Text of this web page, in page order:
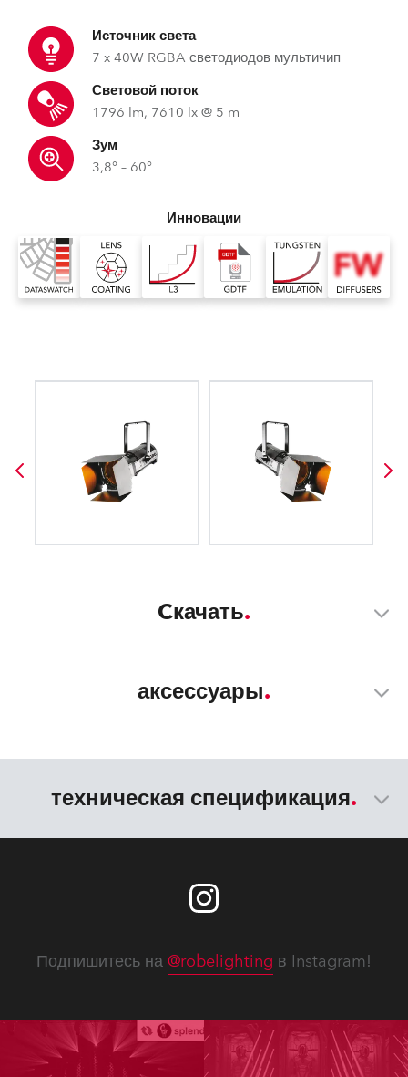
Источник света
7 x 40W RGBA светодиодов мультичип
Световой поток
1796 lm, 7610 lx @ 5 m
Зум
3,8° – 60°
Инновации
Cкачать
аксессуары
техническая спецификация
Подпишитесь на @robelighting в Instagram!